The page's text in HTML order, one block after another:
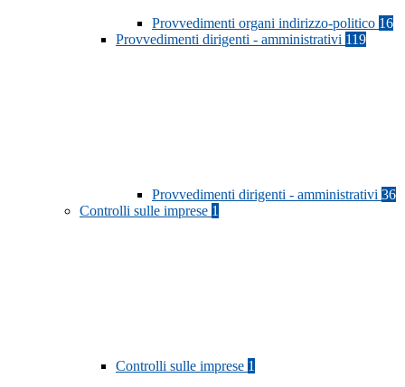
Provvedimenti organi indirizzo-politico 16
Provvedimenti dirigenti - amministrativi 119
Provvedimenti dirigenti - amministrativi 36
Controlli sulle imprese 1
Controlli sulle imprese 1